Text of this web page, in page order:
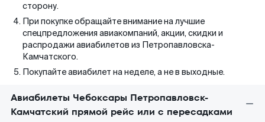
сторону.
При покупке обращайте внимание на лучшие
спецпредложения авиакомпаний, акции, скидки и
распродажи авиабилетов из Петропавловска-
Камчатского.
Покупайте авиабилет на неделе, а не в выходные.
Авиабилеты Чебоксары Петропавловск-
Камчатский прямой рейс или с пересадками